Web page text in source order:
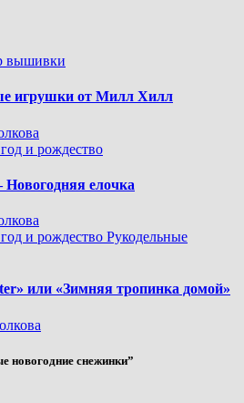
вышивки
игрушки от Милл Хилл
и рождество
елочка
и рождество Рукодельные
или «Зимняя тропинка домой»
новогодние снежинки”